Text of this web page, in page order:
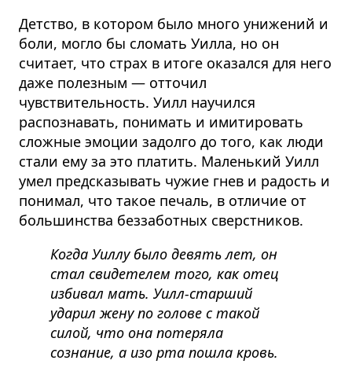
Детство, в котором было много унижений и
боли, могло бы сломать Уилла, но он
считает, что страх в итоге оказался для него
даже полезным — отточил
чувствительность. Уилл научился
распознавать, понимать и имитировать
сложные эмоции задолго до того, как люди
стали ему за это платить. Маленький Уилл
умел предсказывать чужие гнев и радость и
понимал, что такое печаль, в отличие от
большинства беззаботных сверстников.
Когда Уиллу было девять лет, он
стал свидетелем того, как отец
избивал мать. Уилл-старший
ударил жену по голове с такой
силой, что она потеряла
сознание, а изо рта пошла кровь.